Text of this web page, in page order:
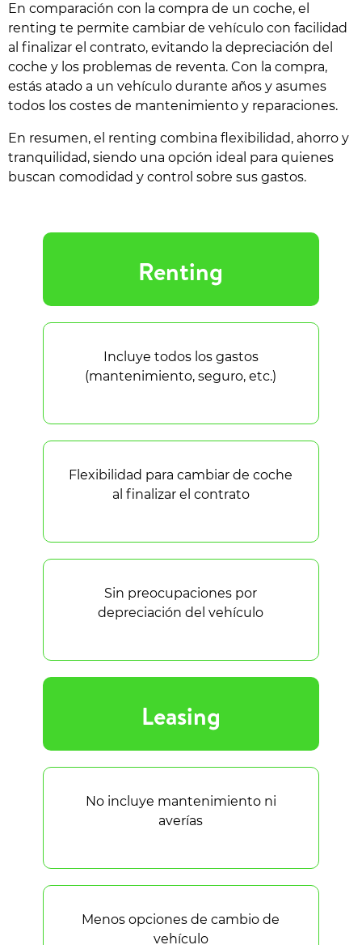
En comparación con la compra de un coche, el
renting te permite cambiar de vehículo con facilidad
al finalizar el contrato, evitando la depreciación del
coche y los problemas de reventa. Con la compra,
estás atado a un vehículo durante años y asumes
todos los costes de mantenimiento y reparaciones.
En resumen, el renting combina flexibilidad, ahorro y
tranquilidad, siendo una opción ideal para quienes
buscan comodidad y control sobre sus gastos.
Renting
Leasing
Incluye todos los gastos
(mantenimiento, seguro, etc.)
No incluye mantenimiento ni
averías
Flexibilidad para cambiar de coche
al finalizar el contrato
Menos opciones de cambio de
vehículo
Sin preocupaciones por
depreciación del vehículo